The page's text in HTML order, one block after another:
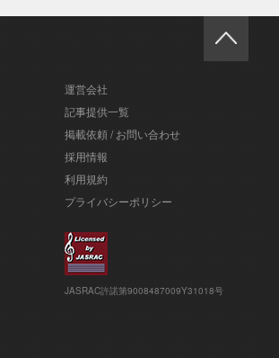
運営会社
記事提供一覧
掲載依頼 / お問い合わせ
採用情報
利用規約
プライバシーポリシー
JASRAC許諾第9008487009Y31018号